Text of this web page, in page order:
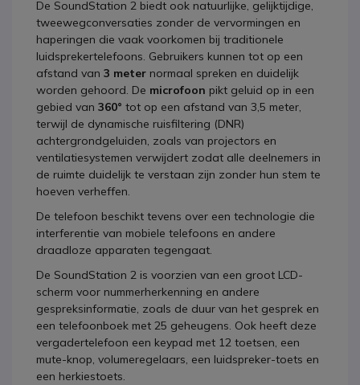
De SoundStation 2 biedt ook natuurlijke, gelijktijdige,
tweewegconversaties zonder de vervormingen en
haperingen die vaak voorkomen bij traditionele
luidsprekertelefoons. Gebruikers kunnen tot op een
afstand van 3 meter normaal spreken en duidelijk
worden gehoord. De microfoon pikt geluid op in een
gebied van 360° tot op een afstand van 3,5 meter,
terwijl de dynamische ruisfiltering (DNR)
achtergrondgeluiden, zoals van projectors en
ventilatiesystemen verwijdert zodat alle deelnemers in
de ruimte duidelijk te verstaan zijn zonder hun stem te
hoeven verheffen.
De telefoon beschikt tevens over een technologie die
interferentie van mobiele telefoons en andere
draadloze apparaten tegengaat.
De SoundStation 2 is voorzien van een groot LCD-
scherm voor nummerherkenning en andere
gespreksinformatie, zoals de duur van het gesprek en
een telefoonboek met 25 geheugens. Ook heeft deze
vergadertelefoon een keypad met 12 toetsen, een
mute-knop, volumeregelaars, een luidspreker-toets en
een herkiestoets.